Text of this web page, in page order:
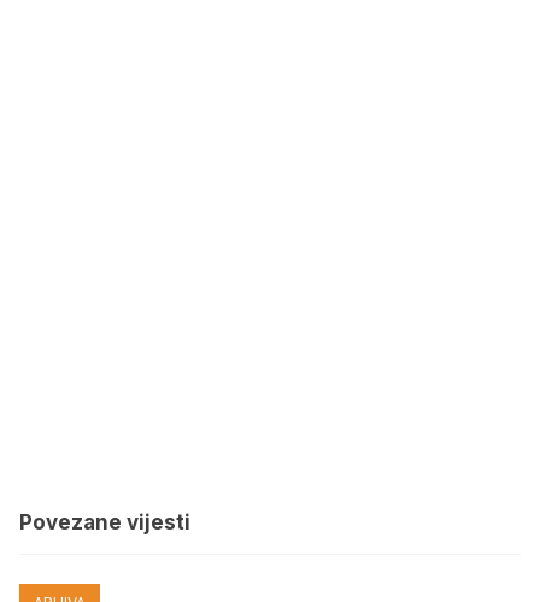
Povezane vijesti